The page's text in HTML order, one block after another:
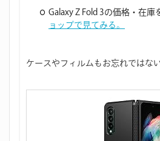
Galaxy Z Fold 3の価格・在庫
ョップで見てみる。
ケースやフィルムもお忘れではな